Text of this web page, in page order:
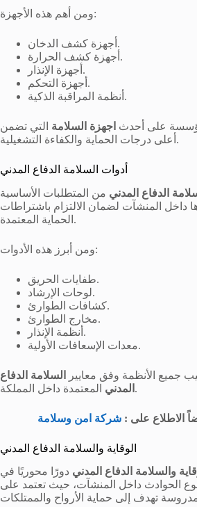
ومن أهم هذه الأجهزة:
أجهزة كشف الدخان.
أجهزة كشف الحرارة.
أجهزة الإنذار.
أجهزة التحكم.
أنظمة المراقبة الذكية.
على أحدث اجهزة السلامة التي تضمن
أعلى درجات الحماية والكفاءة التشغيلية.
أدوات السلامة الدفاع المدني
الدفاع المدني من المتطلبات الأساسية
داخل المنشآت لضمان الالتزام باشتراطات
الحماية المعتمدة.
ومن أبرز هذه الأدوات:
طفايات الحريق.
لوحات الإرشاد.
كشافات الطوارئ.
مخارج الطوارئ.
أنظمة الإنذار.
معدات الإسعافات الأولية.
جميع الأنظمة وفق معايير
السلامة الدفاع
المدني المعتمدة داخل المملكة.
الاطلاع على :شركة امن وسلامة
الوقاية والسلامة الدفاع المدني
والسلامة الدفاع المدني دورًا محوريًا في
الحوادث داخل المنشآت، حيث تعتمد على